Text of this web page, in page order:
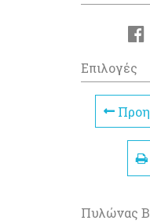
Επιλογές
Πυλώνας